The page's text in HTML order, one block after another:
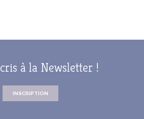
à la Newsletter !
INSCRIPTION